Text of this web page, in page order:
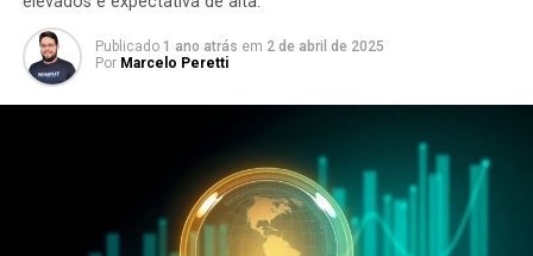
Publicado 1 ano atrás em 2 de abril de 2025
Por Marcelo Peretti